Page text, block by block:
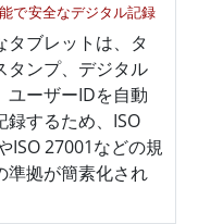
で安全なデジタル記録
タブレットは、タ
タンプ、デジタル
ユーザーIDを自動
録するため、ISO
ISO 27001などの規
準拠が簡素化され